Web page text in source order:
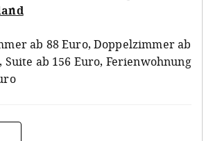
ab 88 Euro, Doppelzimmer ab
Suite ab 156 Euro, Ferienwohnung